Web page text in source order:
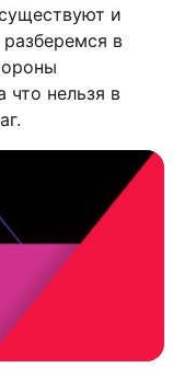
и
в
что нельзя в